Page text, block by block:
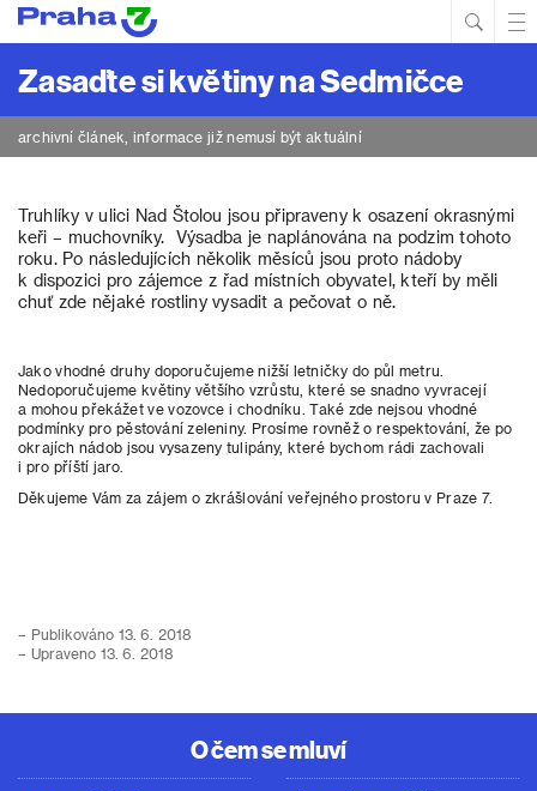
Zasaďte si květiny na Sedmičce
archivní článek, informace již nemusí být aktuální
Truhlíky v ulici Nad Štolou jsou připraveny k osazení okrasnými
keři – muchovníky. Výsadba je naplánována na podzim tohoto
roku. Po následujících několik měsíců jsou proto nádoby
k dispozici pro zájemce z řad místních obyvatel, kteří by měli
chuť zde nějaké rostliny vysadit a pečovat o ně.
Jako vhodné druhy doporučujeme nižší letničky do půl metru.
Nedoporučujeme květiny většího vzrůstu, které se snadno vyvracejí
a mohou překážet ve vozovce i chodníku. Také zde nejsou vhodné
podmínky pro pěstování zeleniny. Prosíme rovněž o respektování, že po
okrajích nádob jsou vysazeny tulipány, které bychom rádi zachovali
i pro příští jaro.
Děkujeme Vám za zájem o zkrášlování veřejného prostoru v Praze 7.
– Publikováno 13. 6. 2018
– Upraveno 13. 6. 2018
O čem se mluví